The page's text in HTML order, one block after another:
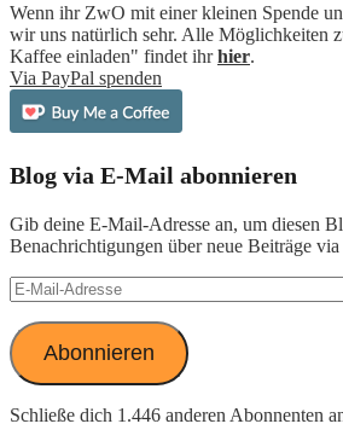
Wenn ihr ZwO mit einer kleinen Spende
wir uns natürlich sehr. Alle Möglichkeiten
Kaffee einladen" findet ihrhier.
Via PayPal spenden
Blog via E-Mail abonnieren
Gib deine E-Mail-Adresse an, um diesen
Benachrichtigungen über neue Beiträge
E-
Mail-
Adresse
Abonnieren
Schließe dich 1.446 anderen Abonnenten